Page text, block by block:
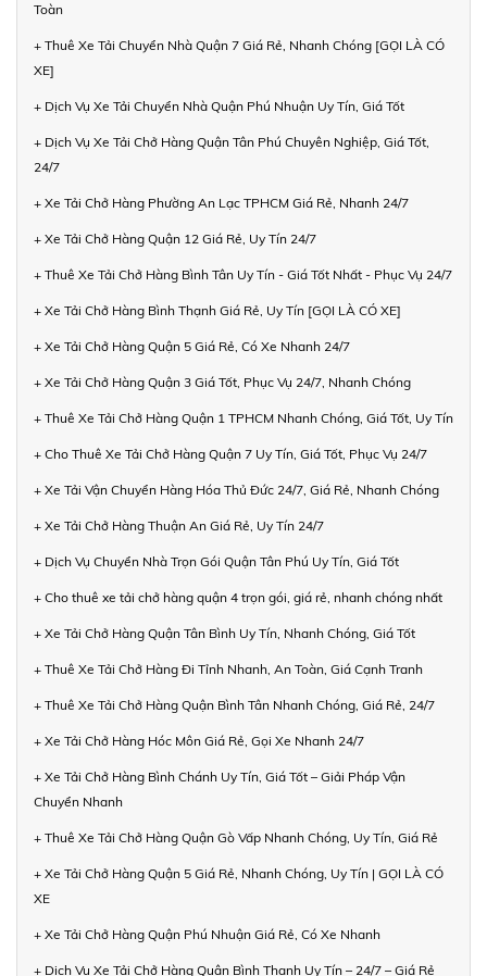
Toàn
+ Thuê Xe Tải Chuyển Nhà Quận 7 Giá Rẻ, Nhanh Chóng [GỌI LÀ CÓ
XE]
+ Dịch Vụ Xe Tải Chuyển Nhà Quận Phú Nhuận Uy Tín, Giá Tốt
+ Dịch Vụ Xe Tải Chở Hàng Quận Tân Phú Chuyên Nghiệp, Giá Tốt,
24/7
+ Xe Tải Chở Hàng Phường An Lạc TPHCM Giá Rẻ, Nhanh 24/7
+ Xe Tải Chở Hàng Quận 12 Giá Rẻ, Uy Tín 24/7
+ Thuê Xe Tải Chở Hàng Bình Tân Uy Tín - Giá Tốt Nhất - Phục Vụ 24/7
+ Xe Tải Chở Hàng Bình Thạnh Giá Rẻ, Uy Tín [GỌI LÀ CÓ XE]
+ Xe Tải Chở Hàng Quận 5 Giá Rẻ, Có Xe Nhanh 24/7
+ Xe Tải Chở Hàng Quận 3 Giá Tốt, Phục Vụ 24/7, Nhanh Chóng
+ Thuê Xe Tải Chở Hàng Quận 1 TPHCM Nhanh Chóng, Giá Tốt, Uy Tín
+ Cho Thuê Xe Tải Chở Hàng Quận 7 Uy Tín, Giá Tốt, Phục Vụ 24/7
+ Xe Tải Vận Chuyển Hàng Hóa Thủ Đức 24/7, Giá Rẻ, Nhanh Chóng
+ Xe Tải Chở Hàng Thuận An Giá Rẻ, Uy Tín 24/7
+ Dịch Vụ Chuyển Nhà Trọn Gói Quận Tân Phú Uy Tín, Giá Tốt
+ Cho thuê xe tải chở hàng quận 4 trọn gói, giá rẻ, nhanh chóng nhất
+ Xe Tải Chở Hàng Quận Tân Bình Uy Tín, Nhanh Chóng, Giá Tốt
+ Thuê Xe Tải Chở Hàng Đi Tỉnh Nhanh, An Toàn, Giá Cạnh Tranh
+ Thuê Xe Tải Chở Hàng Quận Bình Tân Nhanh Chóng, Giá Rẻ, 24/7
+ Xe Tải Chở Hàng Hóc Môn Giá Rẻ, Gọi Xe Nhanh 24/7
+ Xe Tải Chở Hàng Bình Chánh Uy Tín, Giá Tốt – Giải Pháp Vận
Chuyển Nhanh
+ Thuê Xe Tải Chở Hàng Quận Gò Vấp Nhanh Chóng, Uy Tín, Giá Rẻ
+ Xe Tải Chở Hàng Quận 5 Giá Rẻ, Nhanh Chóng, Uy Tín | GỌI LÀ CÓ
XE
+ Xe Tải Chở Hàng Quận Phú Nhuận Giá Rẻ, Có Xe Nhanh
+ Dịch Vụ Xe Tải Chở Hàng Quận Bình Thạnh Uy Tín – 24/7 – Giá Rẻ